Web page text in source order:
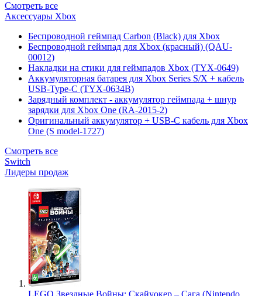
Смотреть все
Аксессуары Xbox
Беспроводной геймпад Carbon (Black) для Xbox
Беспроводной геймпад для Xbox (красный) (QAU-
00012)
Накладки на стики для геймпадов Xbox (TYX-0649)
Аккумуляторная батарея для Xbox Series S/X + кабель
USB-Type-C (TYX-0634B)
Зарядный комплект - аккумулятор геймпада + шнур
зарядки для Xbox One (RA-2015-2)
Оригинальный аккумулятор + USB-C кабель для Xbox
One (S model-1727)
Смотреть все
Switch
Лидеры продаж
LEGO Звездные Войны: Скайуокер – Сага (Nintendo